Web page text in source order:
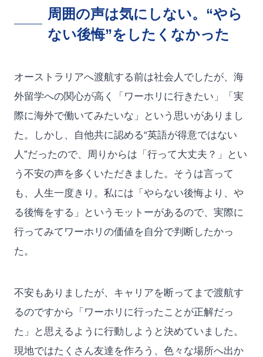
周囲の声は気にしない。“やら
ない後悔”をしたくなかった
オーストラリアへ渡航する前は社会人でしたが、海
外留学への関心が高く「ワーホリに行きたい」「実
際に海外で働いてみたいな」という思いがありまし
た。しかし、自他共に認める“英語が得意ではない
人”だったので、周りからは「行って大丈夫？」とい
う不安の声を多くいただきました。そうは言って
も、人生一度きり。私には「やらない後悔より、や
る後悔をする」というモットーがあるので、実際に
行ってみてワーホリの価値を自分で判断したかっ
た。
不安もありましたが、キャリアを断ってまで渡航す
るのですから「ワーホリに行ったことが正解だっ
た」と思えるように行動しようと決めていました。
現地ではたくさん友達を作ろう、色々な場所へ出か